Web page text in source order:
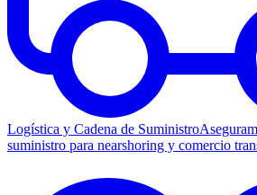
Logística y Cadena de Suministro
suministro para nearshoring y comercio